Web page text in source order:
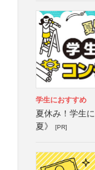
学生におすすめ
夏休み！学生
夏》
[PR]